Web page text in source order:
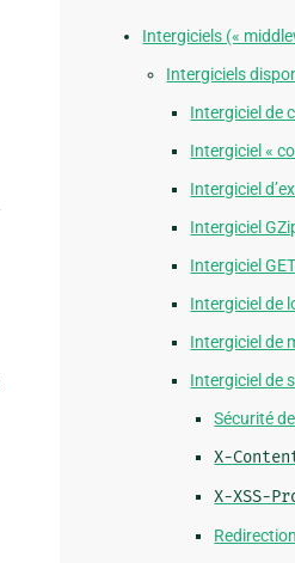
Intergiciels («
Intergiciels
Intergiciel de
Intergiciel «
Intergiciel
Intergiciel
Intergiciel
Intergiciel de
Intergiciel de
Intergiciel de
Sécurité
X-
X-XSS-